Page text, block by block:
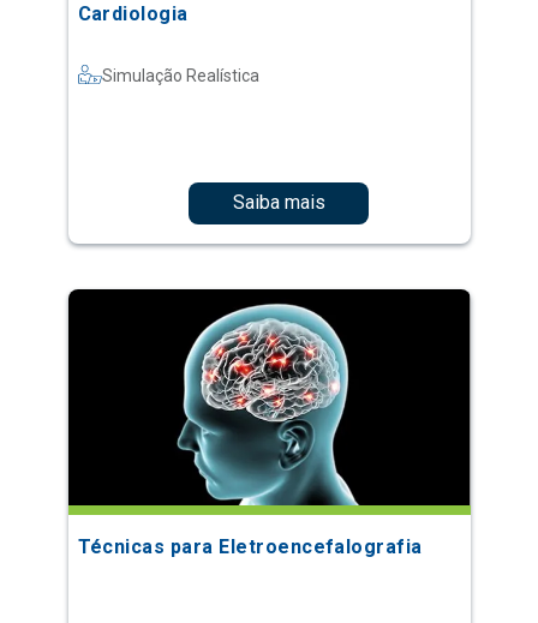
Cardiologia
Simulação Realística
Saiba mais
Técnicas para Eletroencefalografia